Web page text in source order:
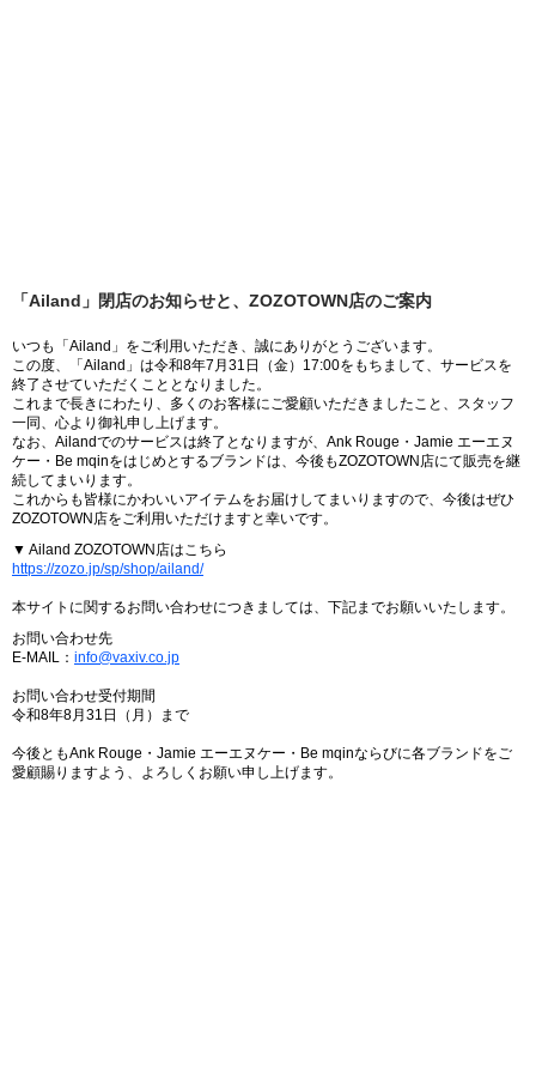
「Ailand」閉店のお知らせと、ZOZOTOWN店のご案内
いつも「Ailand」をご利用いただき、誠にありがとうございます。
この度、「Ailand」は令和8年7月31日（金）17:00をもちまして、サービスを
終了させていただくこととなりました。
これまで長きにわたり、多くのお客様にご愛顧いただきましたこと、スタッフ
一同、心より御礼申し上げます。
なお、Ailandでのサービスは終了となりますが、Ank Rouge・Jamie エーエヌ
ケー・Be mqinをはじめとするブランドは、今後もZOZOTOWN店にて販売を継
続してまいります。
これからも皆様にかわいいアイテムをお届けしてまいりますので、今後はぜひ
ZOZOTOWN店をご利用いただけますと幸いです。
▼ Ailand ZOZOTOWN店はこちら
https://zozo.jp/sp/shop/ailand/
本サイトに関するお問い合わせにつきましては、下記までお願いいたします。
お問い合わせ先
E-MAIL： info@vaxiv.co.jp
お問い合わせ受付期間
令和8年8月31日（月）まで
今後ともAnk Rouge・Jamie エーエヌケー・Be mqinならびに各ブランドをご
愛顧賜りますよう、よろしくお願い申し上げます。